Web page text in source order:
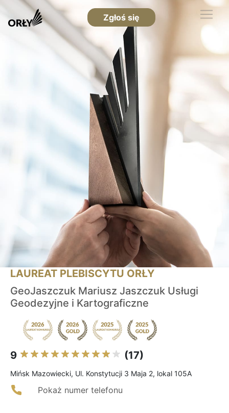
Zgłoś się
LAUREAT PLEBISCYTU ORŁY
GeoJaszczuk Mariusz Jaszczuk Usługi
Geodezyjne i Kartograficzne
9 (17)
Mińsk Mazowiecki, Ul. Konstytucji 3 Maja 2, lokal 105A
Pokaż numer telefonu